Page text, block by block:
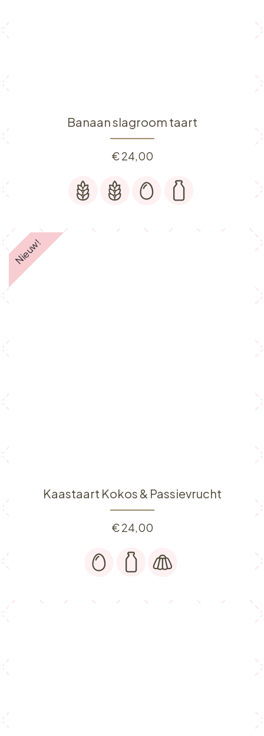
Banaan slagroom taart
€24,00
Nieuw!
Kaastaart Kokos & Passievrucht
€24,00